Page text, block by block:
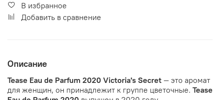
В избранное
Добавить в сравнение
Описание
Tease Eau de Parfum 2020 Victoria's Secret — это аромат
для женщин, он принадлежит к группе цветочные. Tease